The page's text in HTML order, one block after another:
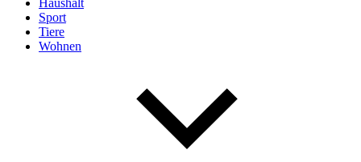
Haushalt
Sport
Tiere
Wohnen